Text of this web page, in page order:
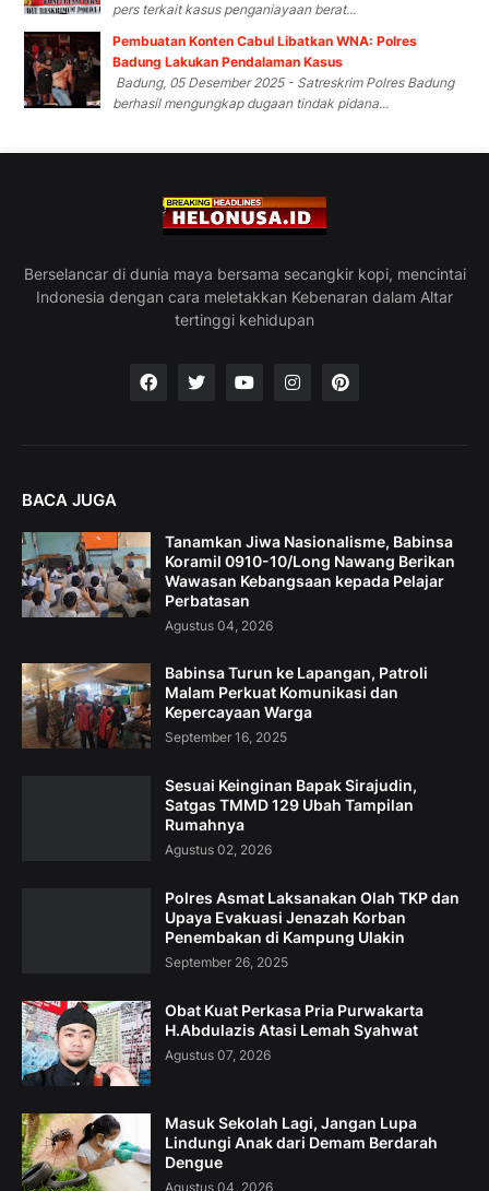
pers terkait kasus penganiayaan berat...
Pembuatan Konten Cabul Libatkan WNA: Polres
Badung Lakukan Pendalaman Kasus
Badung, 05 Desember 2025 - Satreskrim Polres Badung
berhasil mengungkap dugaan tindak pidana...
Berselancar di dunia maya bersama secangkir kopi, mencintai
Indonesia dengan cara meletakkan Kebenaran dalam Altar
tertinggi kehidupan
BACA JUGA
Tanamkan Jiwa Nasionalisme, Babinsa
Koramil 0910-10/Long Nawang Berikan
Wawasan Kebangsaan kepada Pelajar
Perbatasan
Agustus 04, 2026
Babinsa Turun ke Lapangan, Patroli
Malam Perkuat Komunikasi dan
Kepercayaan Warga
September 16, 2025
Sesuai Keinginan Bapak Sirajudin,
Satgas TMMD 129 Ubah Tampilan
Rumahnya
Agustus 02, 2026
Polres Asmat Laksanakan Olah TKP dan
Upaya Evakuasi Jenazah Korban
Penembakan di Kampung Ulakin
September 26, 2025
Obat Kuat Perkasa Pria Purwakarta
H.Abdulazis Atasi Lemah Syahwat
Agustus 07, 2026
Masuk Sekolah Lagi, Jangan Lupa
Lindungi Anak dari Demam Berdarah
Dengue
Agustus 04, 2026